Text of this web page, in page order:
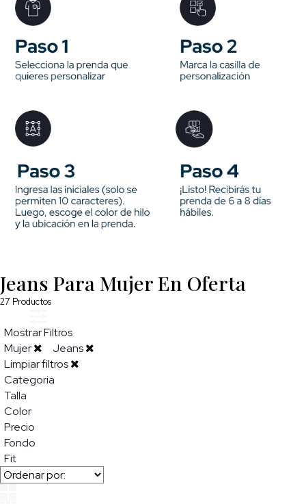
Jeans Para Mujer En Oferta
27 Productos
Mostrar Filtros
Mujer
Jeans
Limpiar filtros
Categoria
Talla
Color
Precio
Fondo
Fit